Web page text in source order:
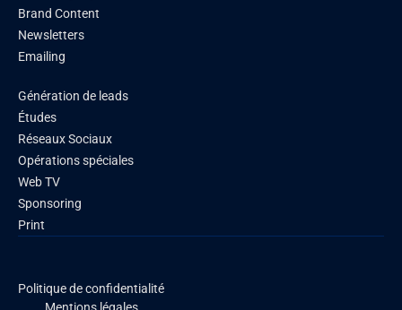
Brand Content
Newsletters
Emailing
Génération de leads
Études
Réseaux Sociaux
Opérations spéciales
Web TV
Sponsoring
Print
Politique de confidentialité